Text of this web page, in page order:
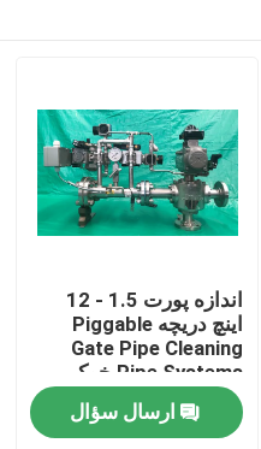
اندازه پورت 1.5 - 12
اینچ دریچه Piggable
Gate Pipe Cleaning
Pipe Systems خوک
زدن شیر فلکه
ارسال سؤال